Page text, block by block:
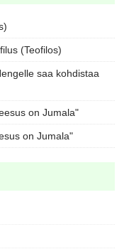
(Teofilos)
saa kohdistaa
on Jumala"
on Jumala"